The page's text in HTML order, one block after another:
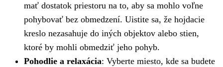
mať dostatok priestoru na to, aby sa mohlo voľne
pohybovať bez obmedzení. Uistite sa, že hojdacie
kreslo nezasahuje do iných objektov alebo stien,
ktoré by mohli obmedziť jeho pohyb.
Pohodlie a relaxácia: Vyberte miesto, kde sa budete